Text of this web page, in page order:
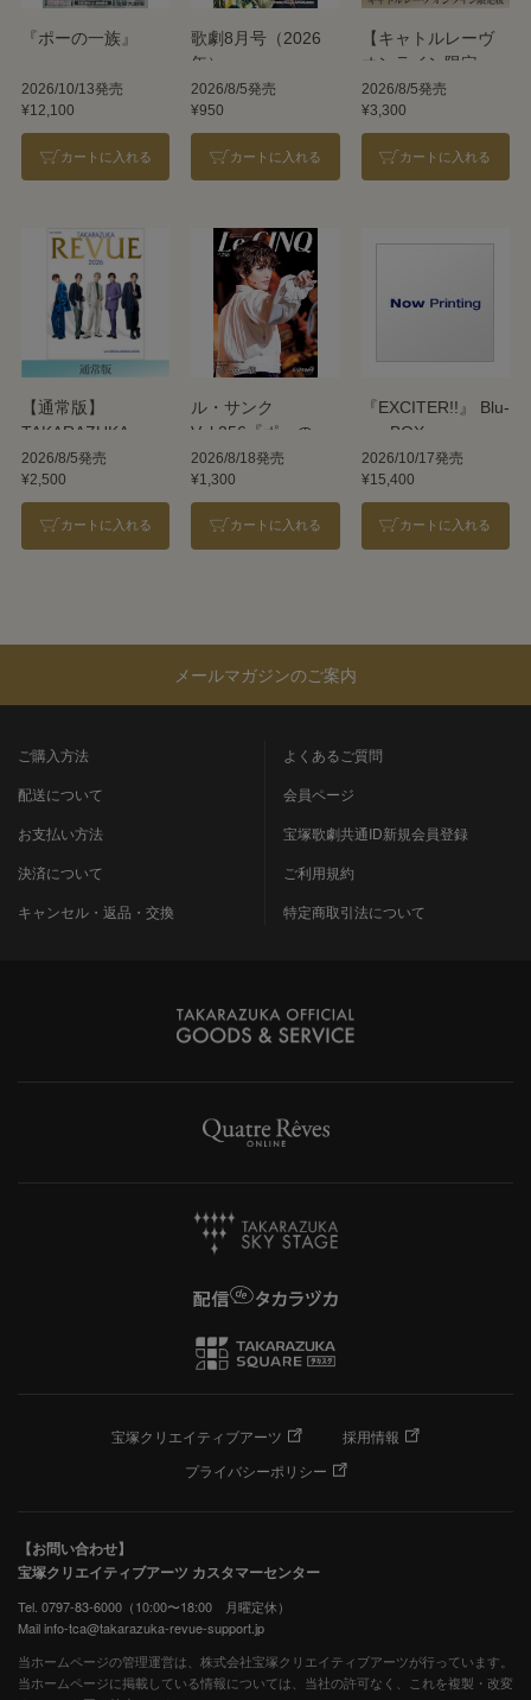
『ポーの一族』
2026/10/13発売
¥12,100
カートに入れる
歌劇8月号（2026
年）
2026/8/5発売
¥950
カートに入れる
【キャトルレーヴ
オンライン限定
版】TAKARAZUKA
REVUE 2026
2026/8/5発売
¥3,300
カートに入れる
【通常版】
TAKARAZUKA
REVUE 2026
2026/8/5発売
¥2,500
カートに入れる
ル・サンク
Vol.256『ポーの一
族』＜雪組＞
2026/8/18発売
¥1,300
カートに入れる
『EXCITER!!』 Blu-
ray BOX
2026/10/17発売
¥15,400
カートに入れる
メールマガジンのご案内
ご購入方法
配送について
お支払い方法
決済について
キャンセル・返品・交換
よくあるご質問
会員ページ
宝塚歌劇共通ID新規会員登録
ご利用規約
特定商取引法について
宝塚クリエイティブアーツ
採用情報
プライバシーポリシー
【お問い合わせ】
宝塚クリエイティブアーツ カスタマーセンター
Tel. 0797-83-6000（10:00〜18:00 月曜定休）
Mail info-tca@takarazuka-revue-support.jp
当ホームページの管理運営は、株式会社宝塚クリエイティブアーツが行っています。
当ホームページに掲載している情報については、当社の許可なく、これを複製・改変